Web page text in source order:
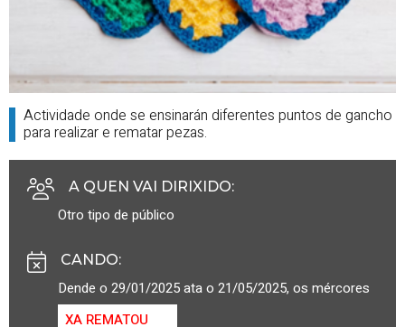
Actividade onde se ensinarán diferentes puntos de gancho
para realizar e rematar pezas.
A QUEN VAI DIRIXIDO:
Otro tipo de público
CANDO:
Dende o 29/01/2025 ata o 21/05/2025, os mércores
XA REMATOU